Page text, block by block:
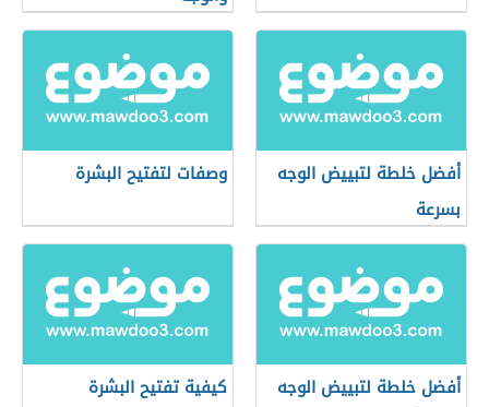
أفضل خلطة لتبييض الوجه
بسرعة
وصفات لتفتيح البشرة
أفضل خلطة لتبييض الوجه
كيفية تفتيح البشرة